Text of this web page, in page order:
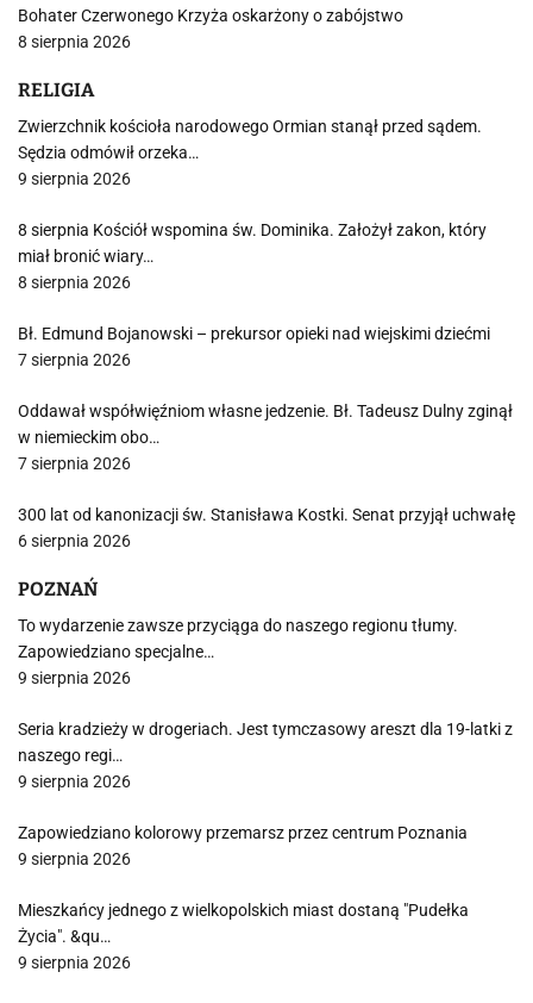
Bohater Czerwonego Krzyża oskarżony o zabójstwo
8 sierpnia 2026
RELIGIA
Zwierzchnik kościoła narodowego Ormian stanął przed sądem.
Sędzia odmówił orzeka…
9 sierpnia 2026
8 sierpnia Kościół wspomina św. Dominika. Założył zakon, który
miał bronić wiary…
8 sierpnia 2026
Bł. Edmund Bojanowski – prekursor opieki nad wiejskimi dziećmi
7 sierpnia 2026
Oddawał współwięźniom własne jedzenie. Bł. Tadeusz Dulny zginął
w niemieckim obo…
7 sierpnia 2026
300 lat od kanonizacji św. Stanisława Kostki. Senat przyjął uchwałę
6 sierpnia 2026
POZNAŃ
To wydarzenie zawsze przyciąga do naszego regionu tłumy.
Zapowiedziano specjalne…
9 sierpnia 2026
Seria kradzieży w drogeriach. Jest tymczasowy areszt dla 19-latki z
naszego regi…
9 sierpnia 2026
Zapowiedziano kolorowy przemarsz przez centrum Poznania
9 sierpnia 2026
Mieszkańcy jednego z wielkopolskich miast dostaną "Pudełka
Życia". &qu…
9 sierpnia 2026